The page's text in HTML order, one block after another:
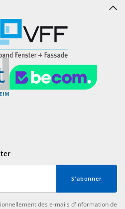
S'abonner
des e-mails d'information de